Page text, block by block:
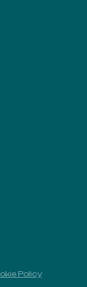
Policy